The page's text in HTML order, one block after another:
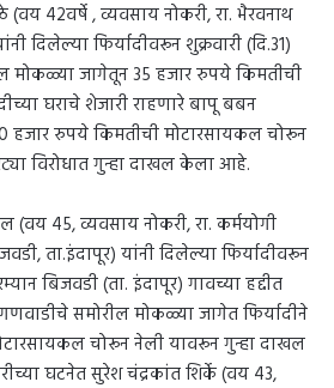
42वर्षे , व्यवसाय नोकरी, रा. भैरवनाथ
दिलेल्या फिर्यादीवरून शुक्रवारी (दि.31)
मोकळ्या जागेतून 35 हजार रुपये किमतीची
घराचे शेजारी राहणारे बापू बबन
हजार रुपये किमतीची मोटारसायकल चोरून
विरोधात गुन्हा दाखल केला आहे.
(वय 45, व्यवसाय नोकरी, रा. कर्मयोगी
ता.इंदापूर) यांनी दिलेल्या फिर्यादीवरून
बिजवडी (ता. इंदापूर) गावच्या हद्दीत
समोरील मोकळ्या जागेत फिर्यादीने
चोरून नेली यावरून गुन्हा दाखल
घटनेत सुरेश चंद्रकांत शिर्के (वय 43,